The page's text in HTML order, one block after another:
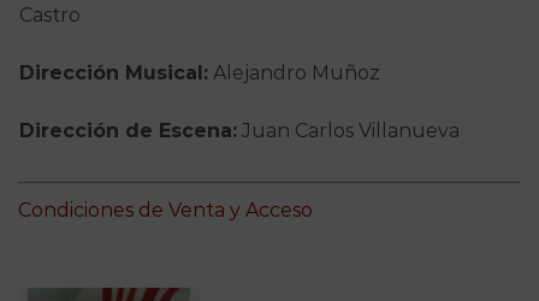
Castro
Dirección Musical:Alejandro Muñoz
Dirección de Escena:Juan Carlos Villanueva
Condiciones de Venta y Acceso